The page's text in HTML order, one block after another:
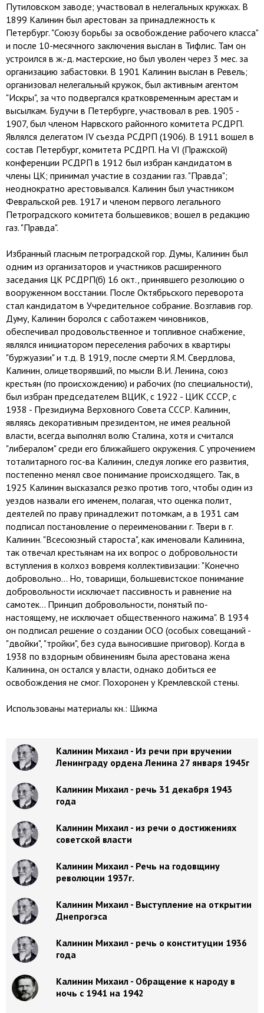
Путиловском заводе; участвовал в нелегальных кружках. В
1899 Калинин был арестован за принадлежность к
Петербург. "Союзу борьбы за освобождение рабочего класса"
и после 10-месячного заключения выслан в Тифлис. Там он
устроился в ж.-д. мастерские, но был уволен через 3 мес. за
организацию забастовки. В 1901 Калинин выслан в Ревель;
организовал нелегальный кружок, был активным агентом
"Искры", за что подвергался кратковременным арестам и
высылкам. Будучи в Петербурге, участвовал в рев. 1905 -
1907, был членом Нарвского районного комитета РСДРП.
Являлся делегатом IV съезда РСДРП (1906). В 1911 вошел в
состав Петербург, комитета РСДРП. На VI (Пражской)
конференции РСДРП в 1912 был избран кандидатом в
члены ЦК; принимал участие в создании газ. "Правда";
неоднократно арестовывался. Калинин был участником
Февральской рев. 1917 и членом первого легального
Петроградского комитета большевиков; вошел в редакцию
газ. "Правда".
Избранный гласным петроградской гор. Думы, Калинин был
одним из организаторов и участников расширенного
заседания ЦК РСДРП(б) 16 окт., принявшего резолюцию о
вооруженном восстании. После Октябрьского переворота
стал кандидатом в Учредительное собрание. Возглавив гор.
Думу, Калинин боролся с саботажем чиновников,
обеспечивал продовольственное и топливное снабжение,
являлся инициатором переселения рабочих в квартиры
"буржуазии" и т.д. В 1919, после смерти Я.М. Свердлова,
Калинин, олицетворявший, по мысли В.И. Ленина, союз
крестьян (по происхождению) и рабочих (по специальности),
был избран председателем ВЦИК, с 1922 - ЦИК СССР, с
1938 - Президиума Верховного Совета СССР. Калинин,
являясь декоративным президентом, не имея реальной
власти, всегда выполнял волю Сталина, хотя и считался
"либералом" среди его ближайшего окружения. С упрочением
тоталитарного гос-ва Калинин, следуя логике его развития,
постепенно менял свое понимание происходящего. Так, в
1925 Калинин высказался резко против того, чтобы один из
уездов назвали его именем, полагая, что оценка полит,
деятелей по праву принадлежит потомкам, а в 1931 сам
подписал постановление о переименовании г. Твери в г.
Калинин. "Всесоюзный староста", как именовали Калинина,
так отвечал крестьянам на их вопрос о добровольности
вступления в колхоз вовремя коллективизации: "Конечно
добровольно... Но, товарищи, большевистское понимание
добровольности исключает пассивность и равнение на
самотек... Принцип добровольности, понятый по-
настоящему, не исключает общественного нажима". В 1934
он подписал решение о создании ОСО (особых совещаний -
"двойки", "тройки", без суда выносившие приговор). Когда в
1938 по вздорным обвинениям была арестована жена
Калинина, он остался у власти, однако добиться ее
освобождения не смог. Похоронен у Кремлевской стены.
Использованы материалы кн.: Шикма
Калинин Михаил - Из речи при вручении
Ленинграду ордена Ленина 27 января 1945г
Калинин Михаил - речь 31 декабря 1943
года
Калинин Михаил - из речи о достижениях
советской власти
Калинин Михаил - Речь на годовщину
революции 1937г.
Калинин Михаил - Выступление на открытии
Днепрогэса
Калинин Михаил - речь о конституции 1936
года
Калинин Михаил - Обращение к народу в
ночь с 1941 на 1942